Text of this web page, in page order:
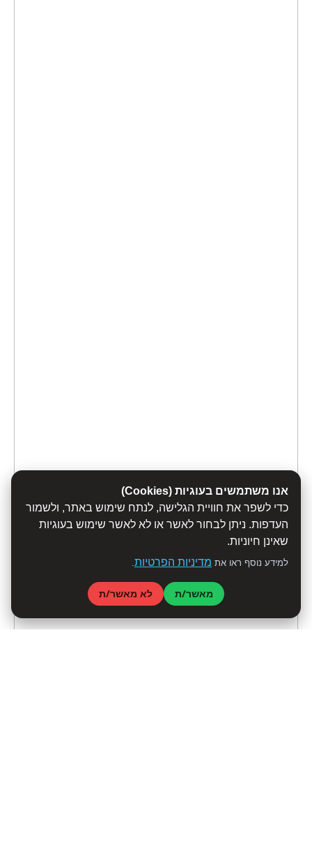
אנו משתמשים בעוגיות (Cookies)
כדי לשפר את חוויית הגלישה, לנתח שימוש באתר, ולשמור
העדפות. ניתן לבחור לאשר או לא לאשר שימוש בעוגיות
שאינן חיוניות.
למידע נוסף ראו את מדיניות הפרטיות.
מאשר/ת לא מאשר/ת